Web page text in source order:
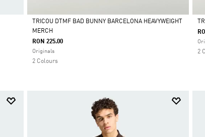
Da
TRICOU DTMF BAD BUNNY BARCELONA HEAVYWEIGHT
MERCH
RON 225.00
Originals
2 Colours
Da
2